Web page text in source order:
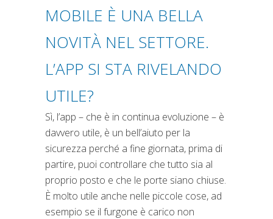
MOBILE È UNA BELLA
NOVITÀ NEL SETTORE.
L’APP SI STA RIVELANDO
UTILE?
Sì, l’app – che è in continua evoluzione – è
davvero utile, è un bell’aiuto per la
sicurezza perché a fine giornata, prima di
partire, puoi controllare che tutto sia al
proprio posto e che le porte siano chiuse.
È molto utile anche nelle piccole cose, ad
esempio se il furgone è carico non